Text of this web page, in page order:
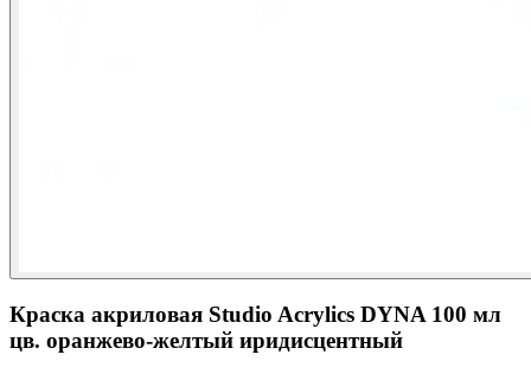
Краска акриловая Studio Acrylics DYNA 100 мл
цв. оранжево-желтый иридисцентный